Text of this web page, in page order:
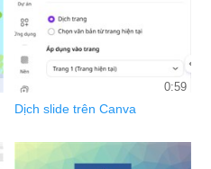
0:59
Dịch slide trên Canva